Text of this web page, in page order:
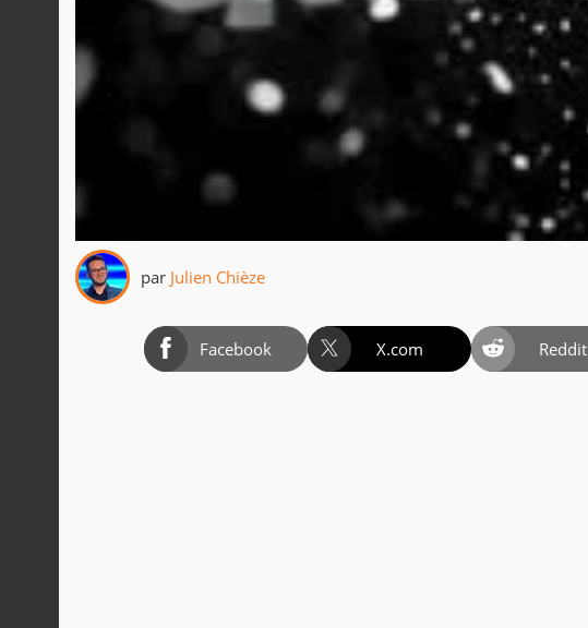
par Julien Chièze
Facebook X.com Reddit